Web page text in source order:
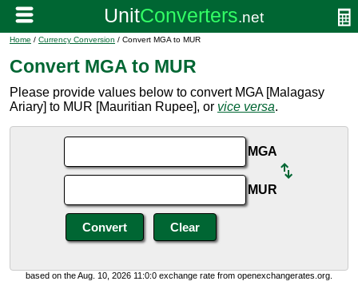
Home / Currency Conversion / Convert MGA to MUR
Convert MGA to MUR
Please provide values below to convert MGA [Malagasy
Ariary] to MUR [Mauritian Rupee], or vice versa.
MGA
MUR
based on the Aug. 10, 2026 11:0:0 exchange rate from openexchangerates.org.